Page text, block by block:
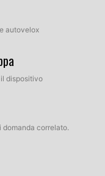
autovelox
dispositivo
domanda correlato.